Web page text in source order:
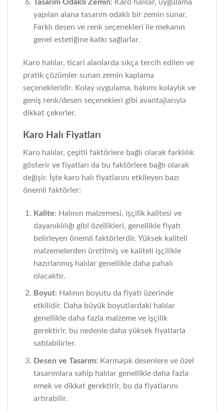
Tasarım Odaklı Zemin: Karo halılar, uygulama
yapılan alana tasarım odaklı bir zemin sunar.
Farklı desen ve renk seçenekleri ile mekanın
genel estetiğine katkı sağlarlar.
Karo halılar, ticari alanlarda sıkça tercih edilen ve
pratik çözümler sunan zemin kaplama
seçenekleridir. Kolay uygulama, bakımı kolaylık ve
geniş renk/desen seçenekleri gibi avantajlarıyla
dikkat çekerler.
Karo Halı Fiyatları
Karo halılar, çeşitli faktörlere bağlı olarak farklılık
gösterir ve fiyatları da bu faktörlere bağlı olarak
değişir. İşte karo halı fiyatlarını etkileyen bazı
önemli faktörler:
Kalite: Halının malzemesi, işçilik kalitesi ve
dayanıklılığı gibi özellikleri, genellikle fiyatı
belirleyen önemli faktörlerdir. Yüksek kaliteli
malzemelerden üretilmiş ve kaliteli işçilikle
hazırlanmış halılar genellikle daha pahalı
olacaktır.
Boyut: Halının boyutu da fiyatı üzerinde
etkilidir. Daha büyük boyutlardaki halılar
genellikle daha fazla malzeme ve işçilik
gerektirir, bu nedenle daha yüksek fiyatlarla
satılabilirler.
Desen ve Tasarım: Karmaşık desenlere ve özel
tasarımlara sahip halılar genellikle daha fazla
emek ve dikkat gerektirir, bu da fiyatlarını
artırabilir.